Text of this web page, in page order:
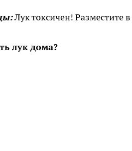
Лук токсичен! Разместите
лук дома?